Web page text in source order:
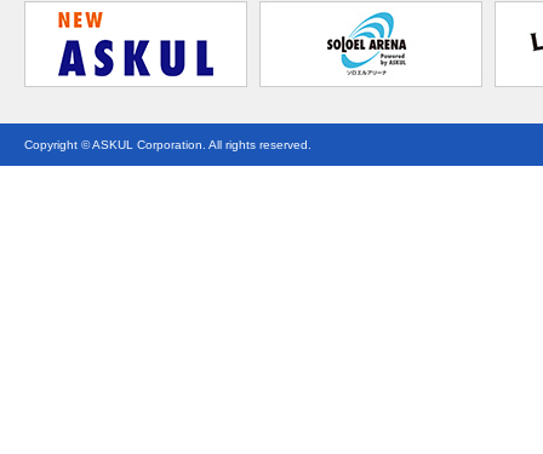
Copyright © ASKUL Corporation. All rights reserved.